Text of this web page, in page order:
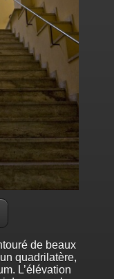
de beaux
quadrilatère,
L’élévation